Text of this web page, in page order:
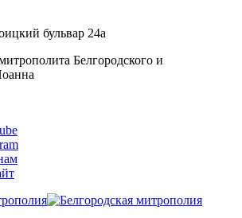
бульвар 24а
Белгородского и